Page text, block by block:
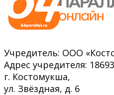
Учредитель: ООО
Адрес учредителя:
г. Костомукша,
ул. Звёздная, д. 6